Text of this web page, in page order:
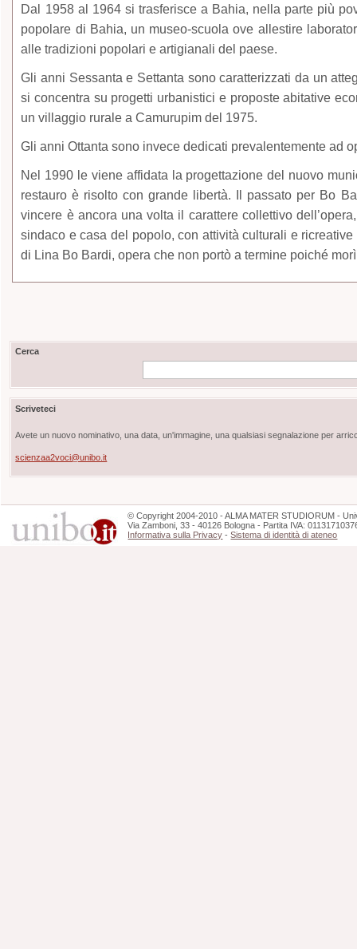
Dal 1958 al 1964 si trasferisce a Bahia, nella parte più
popolare di Bahia, un museo-scuola ove allestire
alle tradizioni popolari e artigianali del paese.
Gli anni Sessanta e Settanta sono caratterizzati da un
si concentra su progetti urbanistici e proposte abitative
un villaggio rurale a Camurupim del 1975.
Gli anni Ottanta sono invece dedicati prevalentemente ad
Nel 1990 le viene affidata la progettazione del nuovo
restauro è risolto con grande libertà. Il passato per Bo
vincere è ancora una volta il carattere collettivo
sindaco e casa del popolo, con attività culturali e
di Lina Bo Bardi, opera che non portò a termine poiché
Cerca
Scriveteci
Avete un nuovo nominativo, una data, un'immagine, una qualsiasi segnalazione per
scienzaa2voci@unibo.it
©Copyright 2004-2010 - ALMA MATER STUDIORUM -
Via Zamboni, 33 - 40126 Bologna - Partita IVA:
Informativa sulla Privacy -Sistema di identità di ateneo